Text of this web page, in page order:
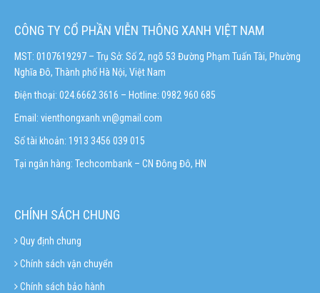
CÔNG TY CỔ PHẦN VIỄN THÔNG XANH VIỆT NAM
MST: 0107619297 – Trụ Sở: Số 2, ngõ 53 Đường Phạm Tuấn Tài, Phường
Nghĩa Đô, Thành phố Hà Nội, Việt Nam
Điện thoại: 024.6662 3616 – Hotline: 0982 960 685
Email: vienthongxanh.vn@gmail.com
Số tài khoản: 1913 3456 039 015
Tại ngân hàng: Techcombank – CN Đông Đô, HN
CHÍNH SÁCH CHUNG
Quy định chung
Chính sách vận chuyển
Chính sách bảo hành